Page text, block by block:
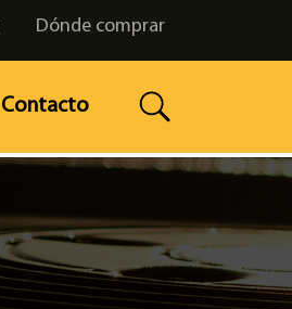
Dónde comprar
Contacto